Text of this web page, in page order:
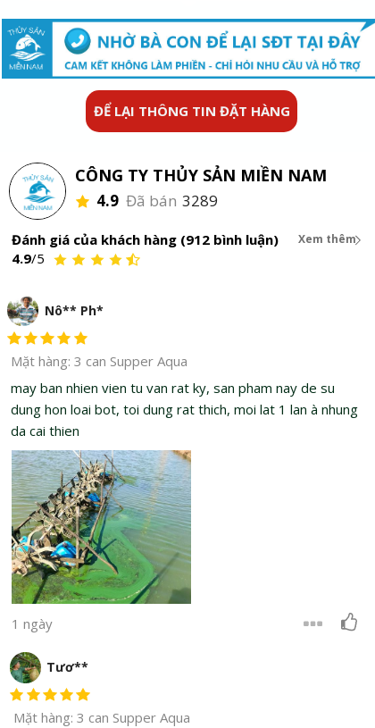
ĐỂ LẠI THÔNG TIN ĐẶT HÀNG
CÔNG TY THỦY SẢN MIỀN NAM
Đã bán 3289
4.9
Đánh giá của khách hàng (912 bình luận) Xem thêm
4.9/5
may ban nhien vien tu van rat ky, san pham nay de su
dung hon loai bot, toi dung rat thich, moi lat 1 lan à nhung
da cai thien
Nô** Ph*
Mặt hàng: 3 can Supper Aqua
1 ngày
Tươ**
Mặt hàng: 3 can Supper Aqua